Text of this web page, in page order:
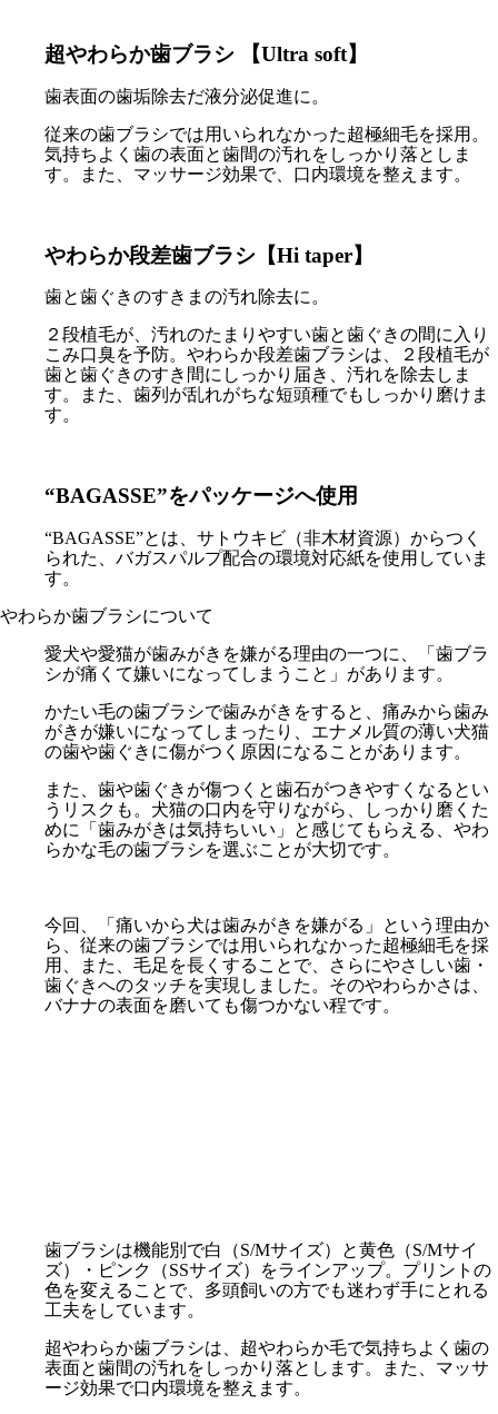
超やわらか歯ブラシ 【Ultra soft】
歯表面の歯垢除去だ液分泌促進に。
従来の歯ブラシでは用いられなかった超極細毛を採用。
気持ちよく歯の表面と歯間の汚れをしっかり落としま
す。また、マッサージ効果で、口内環境を整えます。
やわらか段差歯ブラシ【Hi taper】
歯と歯ぐきのすきまの汚れ除去に。
２段植毛が、汚れのたまりやすい歯と歯ぐきの間に入り
こみ口臭を予防。やわらか段差歯ブラシは、２段植毛が
歯と歯ぐきのすき間にしっかり届き、汚れを除去しま
す。また、歯列が乱れがちな短頭種でもしっかり磨けま
す。
“BAGASSE”をパッケージへ使用
“BAGASSE”とは、サトウキビ（非木材資源）からつく
られた、バガスパルプ配合の環境対応紙を使用していま
す。
やわらか歯ブラシについて
愛犬や愛猫が歯みがきを嫌がる理由の一つに、「歯ブラ
シが痛くて嫌いになってしまうこと」があります。
かたい毛の歯ブラシで歯みがきをすると、痛みから歯み
がきが嫌いになってしまったり、エナメル質の薄い犬猫
の歯や歯ぐきに傷がつく原因になることがあります。
また、歯や歯ぐきが傷つくと歯石がつきやすくなるとい
うリスクも。犬猫の口内を守りながら、しっかり磨くた
めに「歯みがきは気持ちいい」と感じてもらえる、やわ
らかな毛の歯ブラシを選ぶことが大切です。
今回、「痛いから犬は歯みがきを嫌がる」という理由か
ら、従来の歯ブラシでは用いられなかった超極細毛を採
用、また、毛足を長くすることで、さらにやさしい歯・
歯ぐきへのタッチを実現しました。そのやわらかさは、
バナナの表面を磨いても傷つかない程です。
歯ブラシは機能別で白（S/Mサイズ）と黄色（S/Mサイ
ズ）・ピンク（SSサイズ）をラインアップ。プリントの
色を変えることで、多頭飼いの方でも迷わず手にとれる
工夫をしています。
超やわらか歯ブラシは、超やわらか毛で気持ちよく歯の
表面と歯間の汚れをしっかり落とします。また、マッサ
ージ効果で口内環境を整えます。